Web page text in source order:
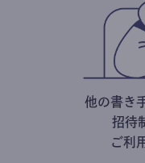
他の書き
招待
ご利